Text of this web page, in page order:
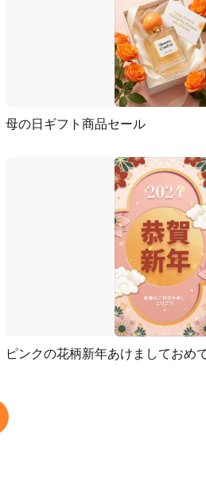
プレビュー
母の日ギフト商品セール
プレビュー カス